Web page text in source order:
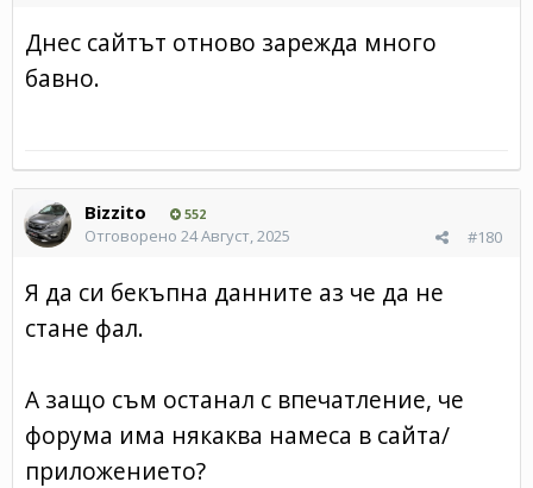
Днес сайтът отново зарежда много
бавно.
Bizzito 552
#180
Отговорено 24 Август, 2025
Я да си бекъпна данните аз че да не
стане фал.
А защо съм останал с впечатление, че
форума има някаква намеса в сайта/
приложението?